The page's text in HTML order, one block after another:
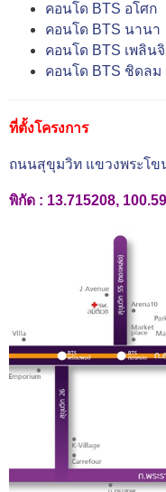
คอนโด BTS อโศก
คอนโด BTS นานา
คอนโด BTS เพลิน
คอนโด BTS ชิดลม
ที่ตั้งโครงการ
ถนนสุขุมวิท แขวงพระโข
พิกัด : 13.715208,